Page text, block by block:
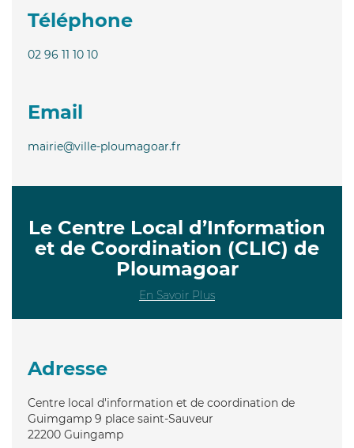
Téléphone
02 96 11 10 10
Email
mairie@ville-ploumagoar.fr
Le Centre Local d’Information
et de Coordination (CLIC) de
Ploumagoar
En Savoir Plus
Adresse
Centre local d'information et de coordination de
Guimgamp 9 place saint-Sauveur
22200 Guingamp